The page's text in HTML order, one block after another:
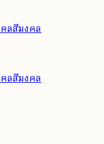
ลสีมงคล
ลสีมงคล